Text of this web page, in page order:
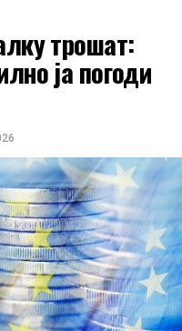
споредба со истиот
за 4,4%. Извозот кон
пораснал за 1,3%,
надвор од ЕУ се
извозот кон САД
индустрија
на растот ќе
глобалните
трошат:
ја погоди